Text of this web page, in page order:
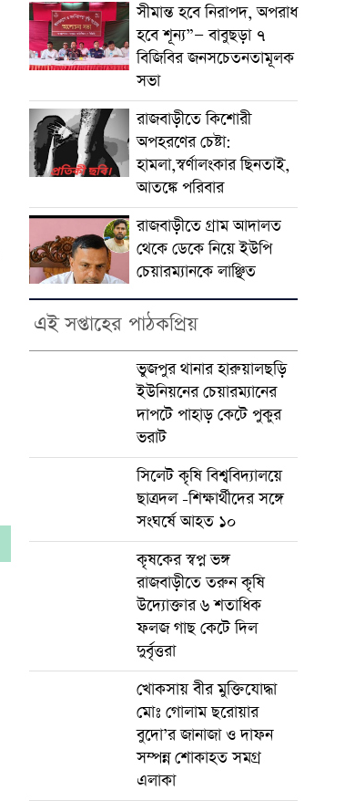
সীমান্ত হবে নিরাপদ, অপরাধ
হবে শূন্য”— বাবুছড়া ৭
বিজিবির জনসচেতনতামূলক
সভা
রাজবাড়ীতে কিশোরী
অপহরণের চেষ্টা:
হামলা,স্বর্ণালংকার ছিনতাই,
আতঙ্কে পরিবার
রাজবাড়ীতে গ্রাম আদালত
থেকে ডেকে নিয়ে ইউপি
চেয়ারম্যানকে লাঞ্ছিত
এই সপ্তাহের পাঠকপ্রিয়
ভুজপুর থানার হারুয়ালছড়ি
ইউনিয়নের চেয়ারম্যানের
দাপটে পাহাড় কেটে পুকুর
ভরাট
সিলেট কৃষি বিশ্ববিদ্যালয়ে
ছাত্রদল -শিক্ষার্থীদের সঙ্গে
সংঘর্ষে আহত ১০
কৃষকের স্বপ্ন ভঙ্গ
রাজবাড়ীতে তরুন কৃষি
উদ্যোক্তার ৬ শতাধিক
ফলজ গাছ কেটে দিল
দুর্বৃত্তরা
খোকসায় বীর মুক্তিযোদ্ধা
মোঃ গোলাম ছরোয়ার
বুদো’র জানাজা ও দাফন
সম্পন্ন শোকাহত সমগ্র
এলাকা